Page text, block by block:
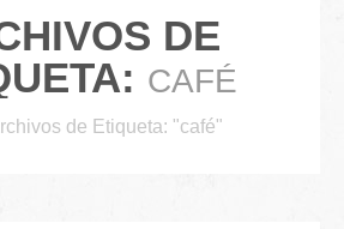
DE
CAFÉ
de Etiqueta: "café"